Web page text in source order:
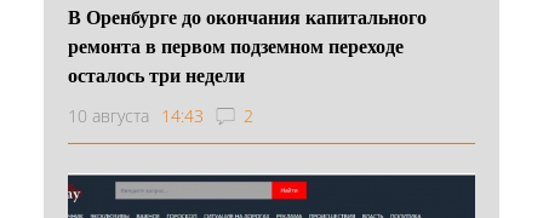
В Оренбурге до окончания капитального
ремонта в первом подземном переходе
осталось три недели
10 августа 14:43 2